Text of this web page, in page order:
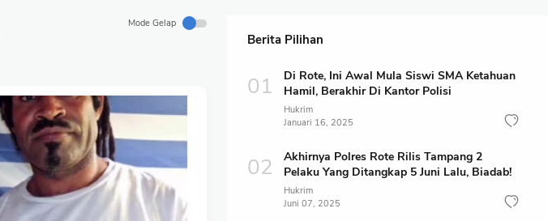
Mode Gelap
Berita Pilihan
Di Rote, Ini Awal Mula Siswi SMA Ketahuan
Hamil, Berakhir Di Kantor Polisi
Hukrim
Januari 16, 2025
Akhirnya Polres Rote Rilis Tampang 2
Pelaku Yang Ditangkap 5 Juni Lalu, Biadab!
Hukrim
Juni 07, 2025